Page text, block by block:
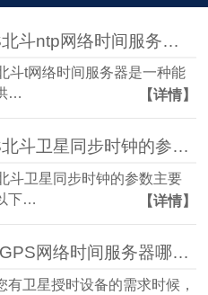
GPS北斗ntp网络时间服务器有哪些作用？
斗t网络时间服务器是一种能
…
【详情】
GPS北斗卫星同步时钟的参数方便和特点
斗卫星同步时钟的参数主要
下…
【详情】
北斗GPS网络时间服务器哪个好？CS600网络时间服务器怎么样？
有卫星授时设备的需求时候，